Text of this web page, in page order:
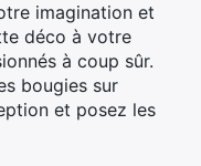
imagination et
déco à votre
à coup sûr.
bougies sur
et posez les